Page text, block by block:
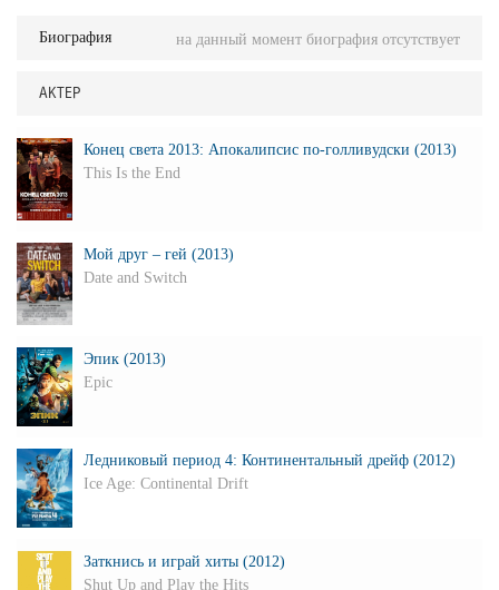
Биография на данный момент биография отсутствует
АКТЕР
Конец света 2013: Апокалипсис по-голливудски (2013)
This Is the End
Мой друг – гей (2013)
Date and Switch
Эпик (2013)
Epic
Ледниковый период 4: Континентальный дрейф (2012)
Ice Age: Continental Drift
Заткнись и играй хиты (2012)
Shut Up and Play the Hits